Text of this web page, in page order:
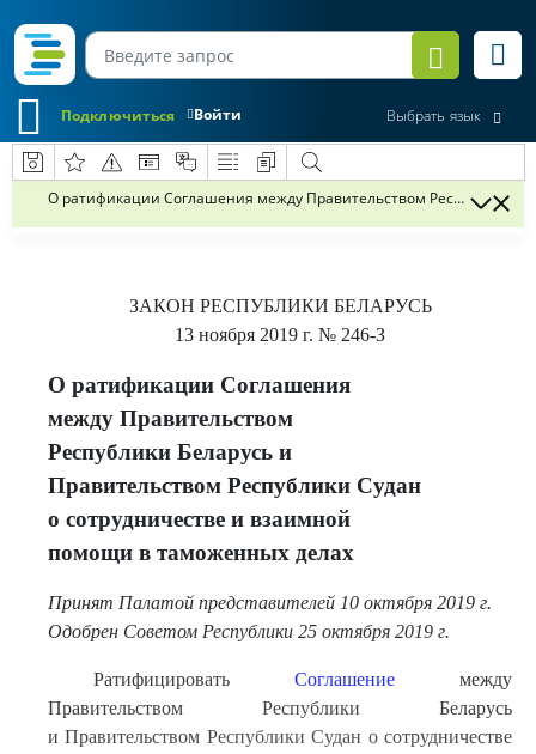
Войти
Подключиться Выбрать язык
О ратификации Соглашения между Правительством Республики
ЗАКОН РЕСПУБЛИКИ БЕЛАРУСЬ
13 ноября 2019 г. № 246-З
О ратификации Соглашения
между Правительством
Республики Беларусь и
Правительством Республики Судан
о сотрудничестве и взаимной
помощи в таможенных делах
Принят Палатой представителей 10 октября 2019 г.
Одобрен Советом Республики 25 октября 2019 г.
Ратифицировать Соглашениемежду
Правительством Республики Беларусь
и Правительством Республики Судан о сотрудничестве